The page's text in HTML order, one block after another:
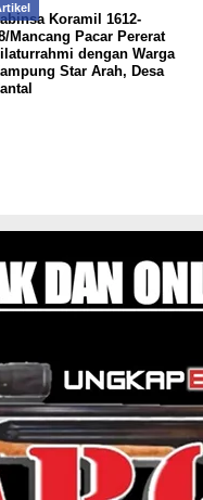
Koramil 1612-
Mancang Pacar Pererat
dengan Warga
Star Arah, Desa